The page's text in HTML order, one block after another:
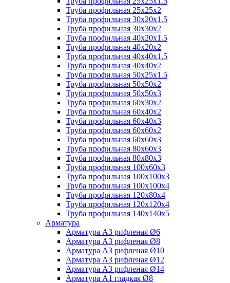
Труба профильная 25х25х2
Труба профильная 30х20х1.5
Труба профильная 30х30х2
Труба профильная 40х20х1.5
Труба профильная 40х20х2
Труба профильная 40х40х1.5
Труба профильная 40х40х2
Труба профильная 50х25х1.5
Труба профильная 50х50х2
Труба профильная 50х50х3
Труба профильная 60х30х2
Труба профильная 60х40х2
Труба профильная 60х40х3
Труба профильная 60х60х2
Труба профильная 60х60х3
Труба профильная 80х60х3
Труба профильная 80х80х3
Труба профильная 100х60х3
Труба профильная 100х100х3
Труба профильная 100х100х4
Труба профильная 120х80х4
Труба профильная 120х120х4
Труба профильная 140х140х5
Арматура
Арматура А3 рифленая Ø6
Арматура А3 рифленая Ø8
Арматура А3 рифленая Ø10
Арматура А3 рифленая Ø12
Арматура А3 рифленая Ø14
Арматура А1 гладкая Ø8